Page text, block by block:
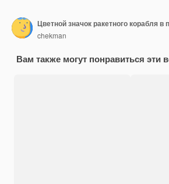
chekman
Вам также могут понравиться эти